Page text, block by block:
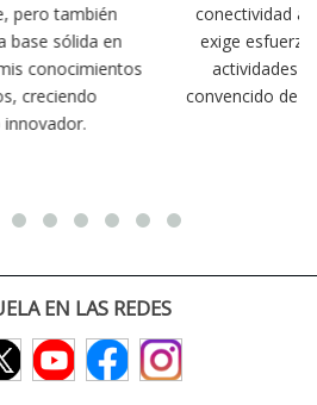
nuestra vida diaria. Aunque la carrera
dedicado parte de mi tiempo a otras
el salvamento y socorrismo. Estoy
teleco ha sido una de las mejores
que he tomado.
EN LAS REDES